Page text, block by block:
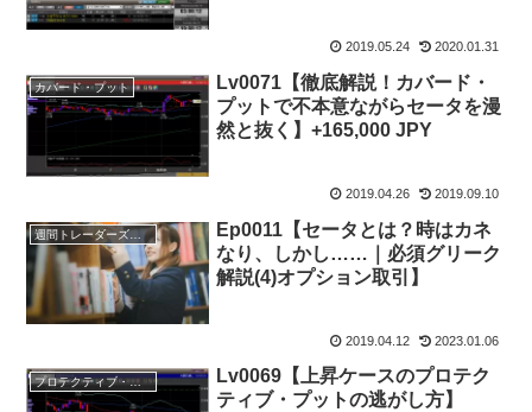
2019.05.24 2020.01.31
カバード・プット
Lv0071【徹底解説！カバード・
プットで不本意ながらセータを漫
然と抜く】+165,000 JPY
2019.04.26 2019.09.10
週間トレーダーズ・トリビューン
Ep0011【セータとは？時はカネ
なり、しかし……｜必須グリーク
解説(4)オプション取引】
2019.04.12 2023.01.06
プロテクティブ・プット
Lv0069【上昇ケースのプロテク
ティブ・プットの逃がし方】